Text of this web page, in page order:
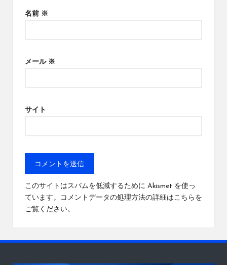
名前 ※
メール ※
サイト
このサイトはスパムを低減するために Akismet を使っ
ています。
コメントデータの処理方法の詳細はこちらを
ご覧ください。